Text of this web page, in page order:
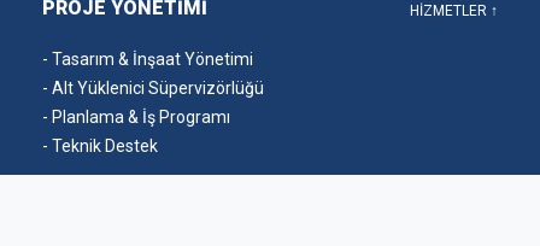
PROJE YÖNETİMİ HİZMETLER ↑
- Tasarım & İnşaat Yönetimi
- Alt Yüklenici Süpervizörlüğü
- Planlama & İş Programı
- Teknik Destek